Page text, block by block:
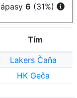
6 (31%)
Tím
Lakers Čaňa
HK Geča